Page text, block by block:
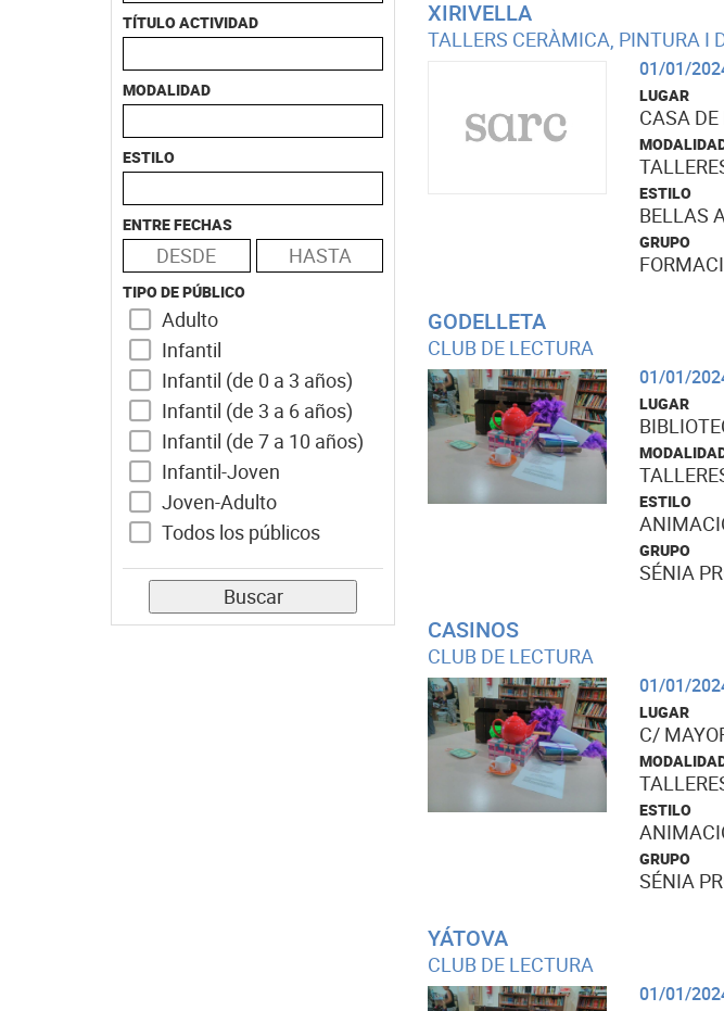
TÍTULO ACTIVIDAD
MODALIDAD
ESTILO
ENTRE FECHAS
TIPO DE PÚBLICO
Adulto
Infantil
Infantil (de 0 a 3 años)
Infantil (de 3 a 6 años)
Infantil (de 7 a 10 años)
Infantil-Joven
Joven-Adulto
Todos los públicos
Buscar
XIRIVELLA
TALLERS CERÀMICA, PINTURA I
01/01/
LUGAR
CASA
ESTILO
BELLAS
GRUPO
GODELLETA
CLUB DE LECTURA
01/01/
LUGAR
ESTILO
GRUPO
SÉNIA
CASINOS
CLUB DE LECTURA
01/01/
LUGAR
C/
ESTILO
GRUPO
SÉNIA
YÁTOVA
CLUB DE LECTURA
01/01/